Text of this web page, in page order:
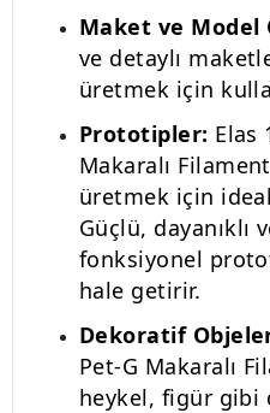
Maket ve Model
ve detaylı
üretmek için
Prototipler: Elas
Makaralı
üretmek için
Güçlü, dayanıklı
fonksiyonel
hale getirir.
Dekoratif
Pet-G Makaralı
heykel, figür gibi